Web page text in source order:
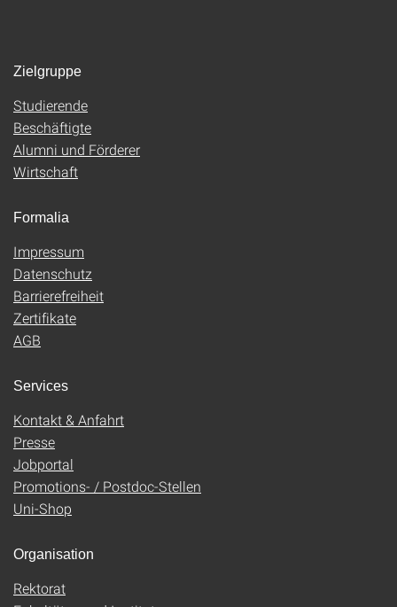
Zielgruppe
Studierende
Beschäftigte
Alumni und Förderer
Wirtschaft
Formalia
Impressum
Datenschutz
Barrierefreiheit
Zertifikate
AGB
Services
Kontakt & Anfahrt
Presse
Jobportal
Promotions- / Postdoc-Stellen
Uni-Shop
Organisation
Rektorat